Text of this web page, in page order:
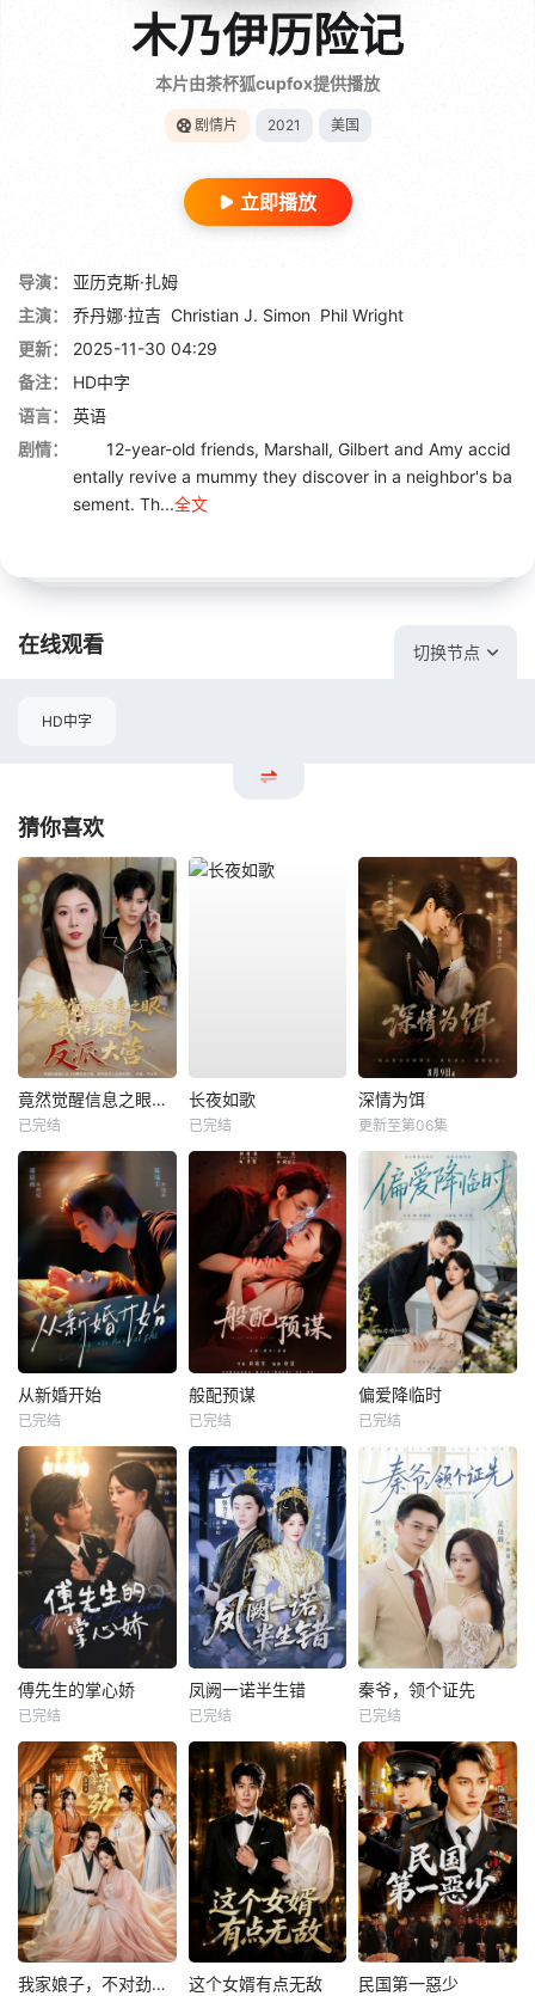
木乃伊历险记
本片由茶杯狐cupfox提供播放
剧情片 2021 美国
立即播放
导演：
亚历克斯·扎姆
主演：
乔丹娜·拉吉 Christian J. Simon Phil Wright
更新：
2025-11-30 04:29
备注：
HD中字
语言：
英语
剧情：
12-year-old friends, Marshall, Gilbert and Amy accid
entally revive a mummy they discover in a neighbor's ba
sement. Th...全文
在线观看 切换节点
HD中字
猜你喜欢
竟然觉醒信息之眼，我转身进入反派大营
已完结
长夜如歌
已完结
深情为饵
更新至第06集
从新婚开始
已完结
般配预谋
已完结
偏爱降临时
已完结
傅先生的掌心娇
已完结
凤阙一诺半生错
已完结
秦爷，领个证先
已完结
我家娘子，不对劲第四季 这个女婿有点无敌 民国第一惡少